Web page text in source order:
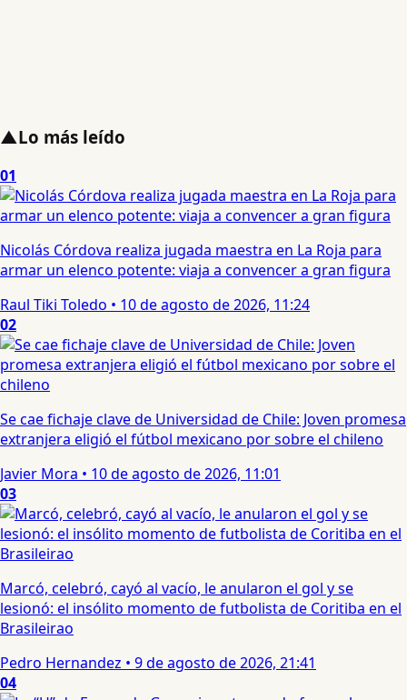
▲Lo más leído
01
Nicolás Córdova realiza jugada maestra en La Roja para
armar un elenco potente: viaja a convencer a gran figura
Raul Tiki Toledo • 10 de agosto de 2026, 11:24
02
Se cae fichaje clave de Universidad de Chile: Joven promesa
extranjera eligió el fútbol mexicano por sobre el chileno
Javier Mora • 10 de agosto de 2026, 11:01
03
Marcó, celebró, cayó al vacío, le anularon el gol y se
lesionó: el insólito momento de futbolista de Coritiba en el
Brasileirao
Pedro Hernandez • 9 de agosto de 2026, 21:41
04